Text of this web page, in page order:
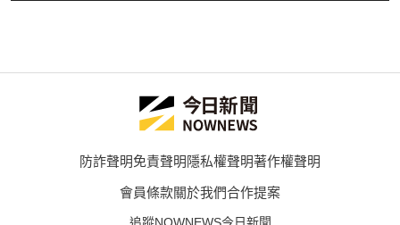
防詐聲明免責聲明隱私權聲明著作權聲明
會員條款關於我們合作提案
追蹤NOWNEWS今日新聞